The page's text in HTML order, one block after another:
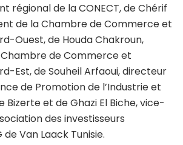
régional de la CONECT, de Chérif
de la Chambre de Commerce et
Ouest, de Houda Chakroun,
de Commerce et
Est, de Souheil Arfaoui, directeur
de Promotion de l’Industrie et
Bizerte et de Ghazi El Biche, vice-
des investisseurs
Van Laack Tunisie.